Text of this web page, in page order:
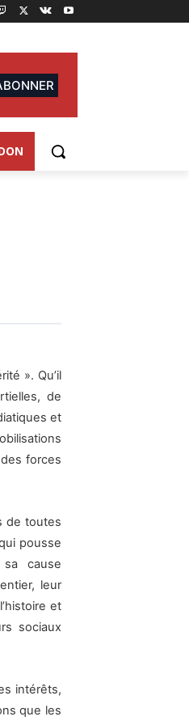
». Qu’il
de
et
forces
de toutes
pousse
cause
leur
et
sociaux
intérêts,
que les